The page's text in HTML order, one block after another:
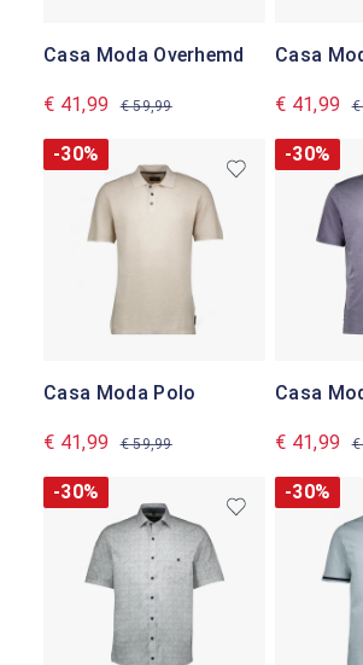
Casa Moda Overhemd
€ 41,99 € 59,99
Casa
€ 41,99 €
-30%
Casa Moda Polo
€ 41,99 € 59,99
-30%
Casa
€ 41,99 €
-30% -30%